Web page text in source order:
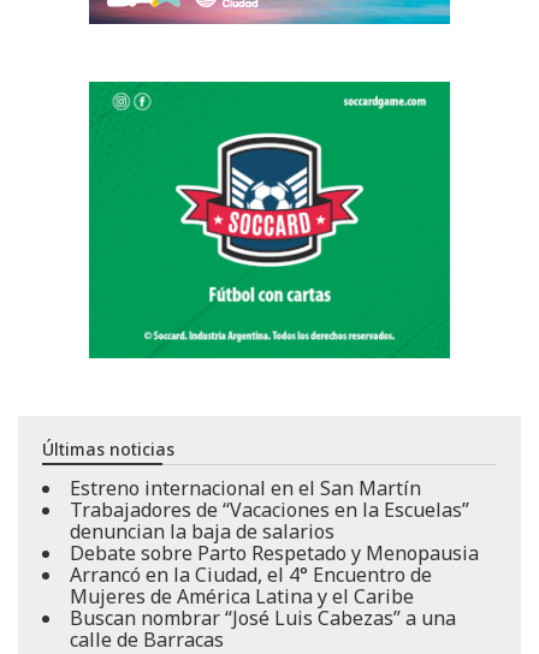
Últimas noticias
Estreno internacional en el San Martín
Trabajadores de “Vacaciones en la Escuelas”
denuncian la baja de salarios
Debate sobre Parto Respetado y Menopausia
Arrancó en la Ciudad, el 4° Encuentro de
Mujeres de América Latina y el Caribe
Buscan nombrar “José Luis Cabezas” a una
calle de Barracas